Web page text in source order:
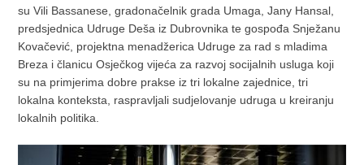
su Vili Bassanese, gradonačelnik grada Umaga, Jany Hansal,
predsjednica Udruge Deša iz Dubrovnika te gospođa Snježanu
Kovačević, projektna menadžerica Udruge za rad s mladima
Breza i članicu Osječkog vijeća za razvoj socijalnih usluga koji
su na primjerima dobre prakse iz tri lokalne zajednice, tri
lokalna konteksta, raspravljali sudjelovanje udruga u kreiranju
lokalnih politika.